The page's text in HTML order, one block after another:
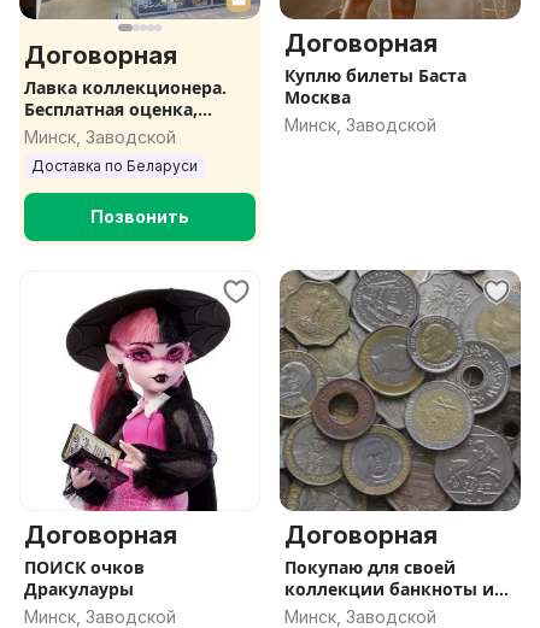
Договорная
Лавка коллекционера.
Бесплатная оценка,
выкуп. Рудобельская 3-21
Минск, Заводской
Доставка по Беларуси
Позвонить
Договорная
Куплю билеты Баста
Москва
Минск, Заводской
Договорная
ПОИСК очков
Дракулауры
Минск, Заводской
Договорная
Покупаю для своей
коллекции банкноты и
монеты
Минск, Заводской